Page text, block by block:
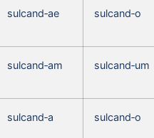
sulcand‑ae sulcand‑o
sulcand‑am sulcand‑um
sulcand‑a sulcand‑o